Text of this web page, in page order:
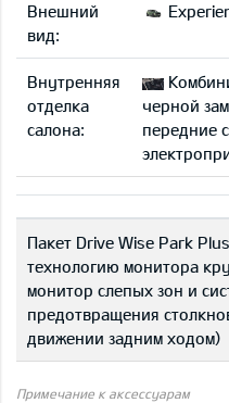
Внешний
вид:
Внутренняя
отделка
салона:
черной
передние
Пакет Drive Wise Park
технологию монитора
монитор слепых зон и
предотвращения
движении задним ходом)
Примечание к аксессуарам